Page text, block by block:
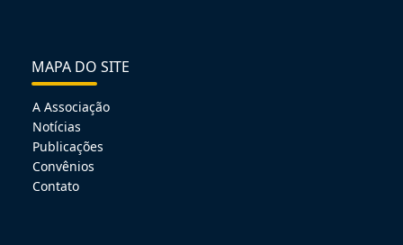
MAPA DO SITE
A Associação
Notícias
Publicações
Convênios
Contato